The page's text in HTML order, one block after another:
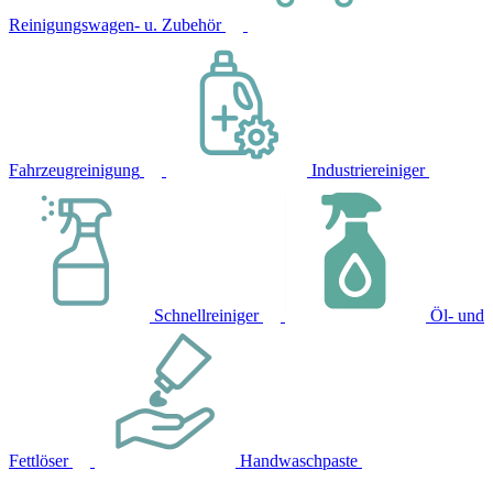
Reinigungswagen- u. Zubehör
Fahrzeugreinigung Industriereiniger
Schnellreiniger Öl- und
Fettlöser Handwaschpaste